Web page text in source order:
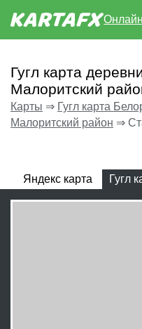
Гугл карта
Малоритский
Карты ⇒ Гугл карта
Малоритский район ⇒
Яндекс карта Гугл